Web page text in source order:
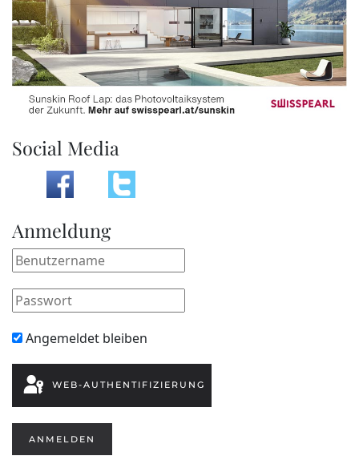
Social Media
Anmeldung
Angemeldet bleiben
WEB-AUTHENTIFIZIERUNG
ANMELDEN